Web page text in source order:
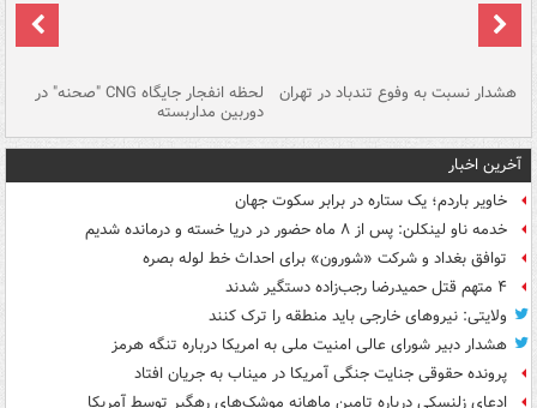
هشدار نسبت به وفوع تندباد در تهران لحظه انفجار جایگاه CNG "صحنه" در
دوربین مداربسته
آخرین اخبار
خاویر باردم؛ یک ستاره در برابر سکوت جهان
خدمه ناو لینکلن: پس از ۸ ماه حضور در دریا خسته و درمانده‌ شدیم
توافق بغداد و شرکت «شورون» برای احداث خط لوله بصره
۴ متهم قتل حمیدرضا رجب‌زاده دستگیر شدند
ولایتی: نیروهای خارجی باید منطقه را ترک کنند
هشدار دبیر شورای عالی امنیت ملی به امریکا درباره تنگه هرمز
پرونده حقوقی جنایت جنگی آمریکا در میناب به جریان افتاد
ادعای زلنسکی درباره تامین ماهانه موشک‌های رهگیر توسط آمریکا